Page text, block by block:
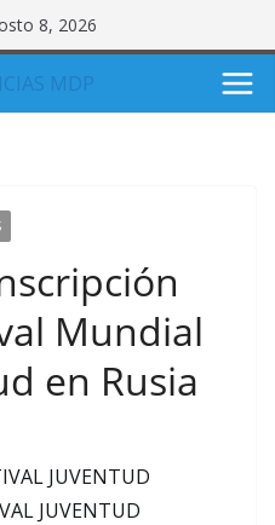
8, 2026
Mundial
en Rusia
JUVENTUD